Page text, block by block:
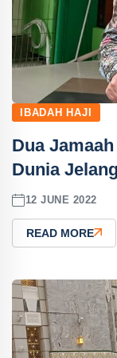
IBADAH HAJI
Dua
Dunia
12 JUNE 2022
READ MORE